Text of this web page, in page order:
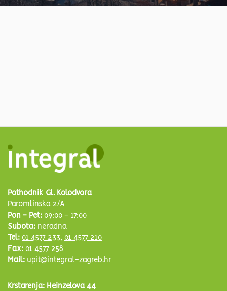
Pothodnik Gl. Kolodvora
Paromlinska 2/A
Pon - Pet: 09:00 - 17:00
Subota: neradna
Tel: 01 4577 233, 01 4577 210
Fax: 01 4577 258
Mail: upit@integral-zagreb.hr
Krstarenja: Heinzelova 44